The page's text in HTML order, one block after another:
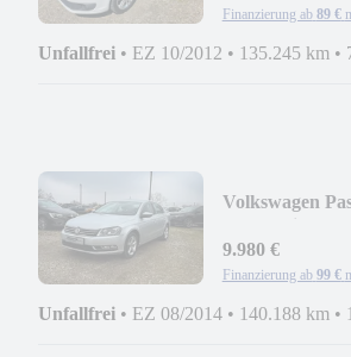
Finanzierung ab 89 €
Unfallfrei • EZ 10/2012 • 135.245 km •
Volkswagen
9.980 €
Finanzierung ab 99 €
Unfallfrei • EZ 08/2014 • 140.188 km •